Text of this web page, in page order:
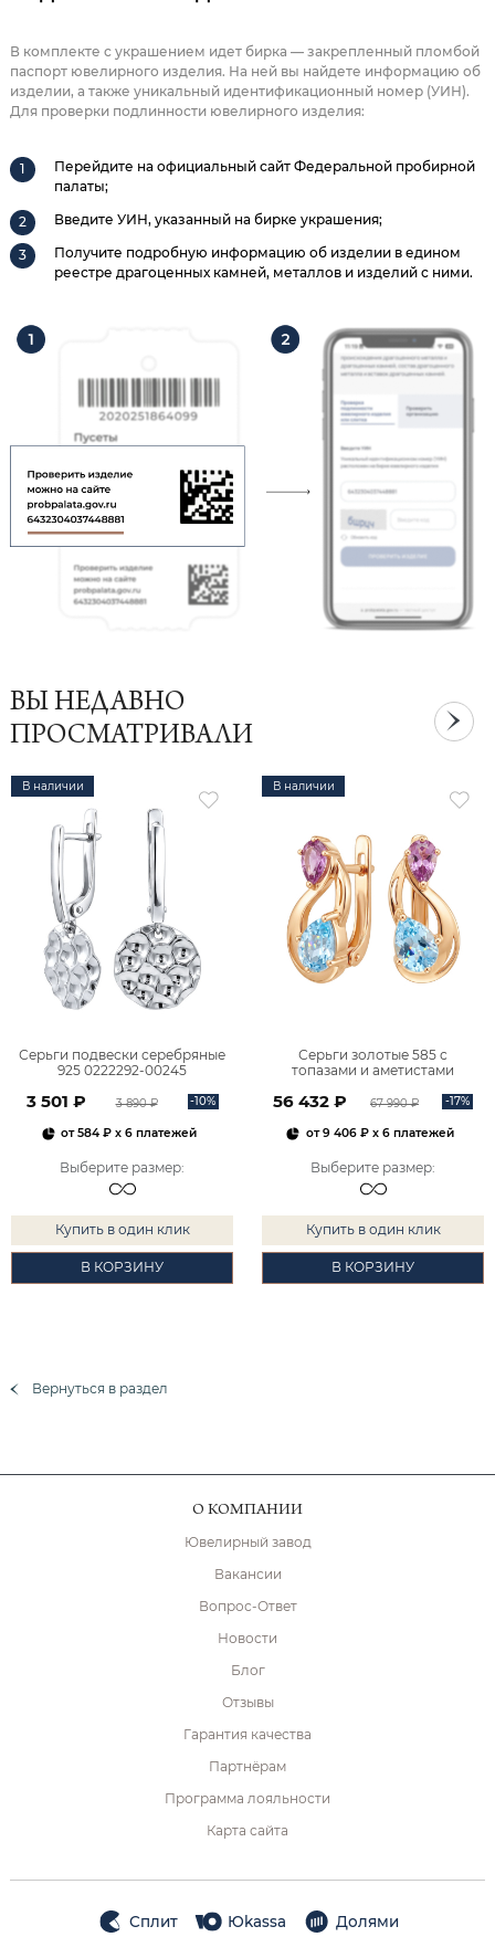
В комплекте с украшением идет бирка — закрепленный пломбой
паспорт ювелирного изделия. На ней вы найдете информацию об
изделии, а также уникальный идентификационный номер (УИН).
Для проверки подлинности ювелирного изделия:
Перейдите на официальный сайт Федеральной пробирной
палаты;
Введите УИН, указанный на бирке украшения;
Получите подробную информацию об изделии в едином
реестре драгоценных камней, металлов и изделий с ними.
ВЫ НЕДАВНО
ПРОСМАТРИВАЛИ
В наличии
Серьги подвески серебряные
925 0222292-00245
3 501 ₽ 3 890 ₽ -10%
от584 ₽ x 6 платежей
Выберите размер:
Купить в один клик
В КОРЗИНУ
В наличии
Серьги золотые 585 с
топазами и аметистами
56 432 ₽ 67 990 ₽ -17%
от9 406 ₽x 6 платежей
Выберите размер:
Купить в один клик
В КОРЗИНУ
Вернуться в раздел
О КОМПАНИИ
Ювелирный завод
Вакансии
Вопрос-Ответ
Новости
Блог
Отзывы
Гарантия качества
Партнёрам
Программа лояльности
Карта сайта
Сплит Юkassa Долями